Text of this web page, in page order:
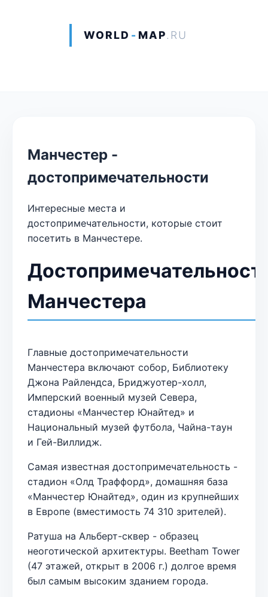
WORLD - MAP.RU
Манчестер -
достопримечательности
Интересные места и
достопримечательности, которые стоит
посетить в Манчестере.
Манчестера
Главные достопримечательности
Манчестера включают собор, Библиотеку
Джона Райлендса, Бриджуотер-холл,
Имперский военный музей Севера,
стадионы «Манчестер Юнайтед» и
Национальный музей футбола, Чайна-таун
и Гей-Виллидж.
Самая известная достопримечательность -
стадион «Олд Траффорд», домашняя база
«Манчестер Юнайтед», один из крупнейших
в Европе (вместимость 74 310 зрителей).
Ратуша на Альберт-сквер - образец
неоготической архитектуры. Beetham Tower
(47 этажей, открыт в 2006 г.) долгое время
был самым высоким зданием города.